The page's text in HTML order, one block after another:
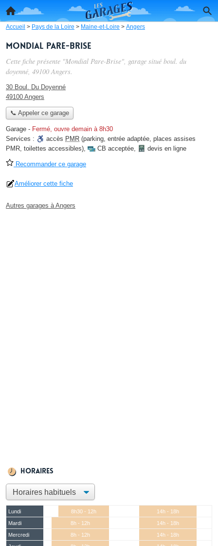
Accueil > Pays de la Loire > Maine-et-Loire > Angers
Mondial Pare-Brise
Cette fiche présente "Mondial Pare-Brise", garage situé boul. du
doyenné, 49100 Angers.
30 Boul. Du Doyenné
49100 Angers
📞 Appeler ce garage
Garage - Fermé, ouvre demain à 8h30
Services :
accès PMR (parking, entrée adaptée, places assises
PMR, toilettes accessibles), CB acceptée, devis en ligne
Recommander ce garage
Améliorer cette fiche
Autres garages à Angers
Horaires
Lundi 8h30 - 12h
14h - 18h
Mardi
8h - 12h
14h - 18h
Mercredi
8h - 12h
14h - 18h